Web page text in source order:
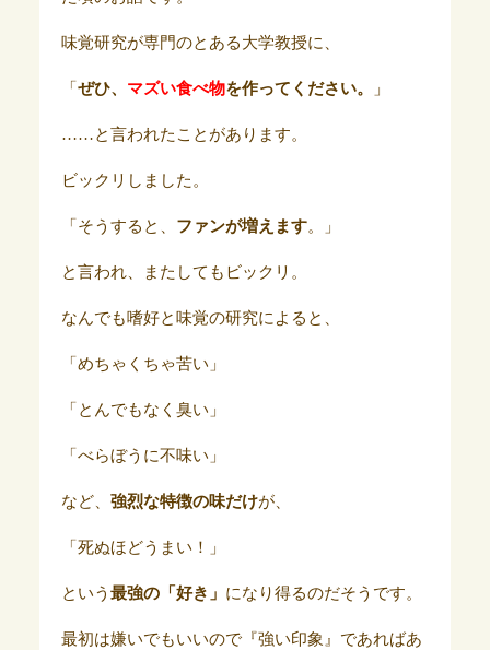
味覚研究が専門のとある大学教授に、
「 ぜひ、 マズい食べ物を作ってください。 」
……と言われたことがあります。
ビックリしました。
「そうすると、 ファンが増えます。」
と言われ、またしてもビックリ。
なんでも嗜好と味覚の研究によると、
「めちゃくちゃ苦い」
「とんでもなく臭い」
「べらぼうに不味い」
など、 強烈な特徴の味だけが、
「死ぬほどうまい！」
という 最強の「好き」 になり得るのだそうです。
最初は嫌いでもいいので『強い印象』であればあ